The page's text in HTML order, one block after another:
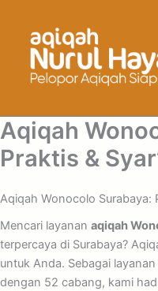
Aqiqah
Praktis &
Aqiqah Wonocolo Surabaya:
Mencari layanan aqiqah
terpercaya di Surabaya?
untuk Anda. Sebagai
dengan 52 cabang, kami